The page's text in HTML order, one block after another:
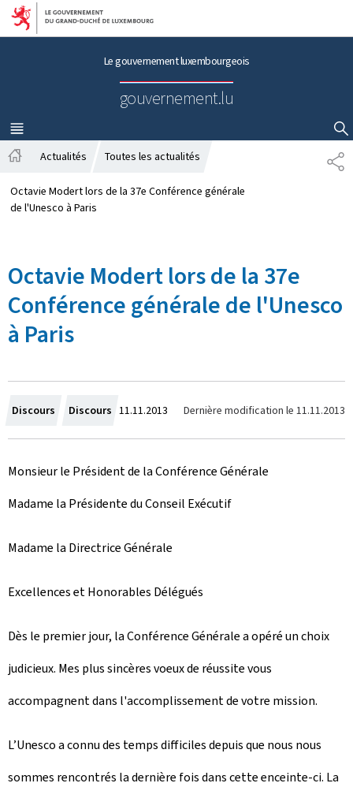
Aller au menu principal
Aller au contenu
Le gouvernement luxembourgeois
gouvernement.lu
MENU
PRINCIPAL
AFFICHER / MASQUER LA RECHERCHE
P
A
c
c
l
Actualités Toutes les actualités
Octavie Modert lors de la 37e Conférence générale
de l'Unesco à Paris
Octavie Modert lors de la 37e
Conférence générale de l'Unesco
à Paris
Discours Discours C
r
é
e
11.11.2013 Dernière modification le 11.11.2013
Monsieur le Président de la Conférence Générale
Madame la Présidente du Conseil Exécutif
Madame la Directrice Générale
Excellences et Honorables Délégués
Dès le premier jour, la Conférence Générale a opéré un choix
judicieux. Mes plus sincères voeux de réussite vous
accompagnent dans l'accomplissement de votre mission.
L’Unesco a connu des temps difficiles depuis que nous nous
sommes rencontrés la dernière fois dans cette enceinte-ci. La